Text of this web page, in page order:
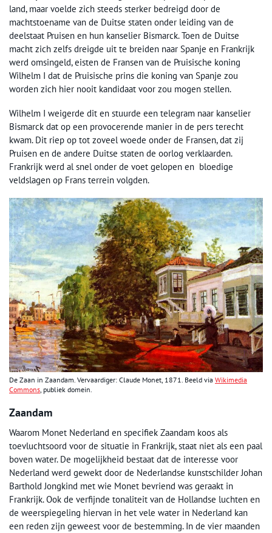
land, maar voelde zich steeds sterker bedreigd door de
machtstoename van de Duitse staten onder leiding van de
deelstaat Pruisen en hun kanselier Bismarck. Toen de Duitse
macht zich zelfs dreigde uit te breiden naar Spanje en Frankrijk
werd omsingeld, eisten de Fransen van de Pruisische koning
Wilhelm I dat de Pruisische prins die koning van Spanje zou
worden zich hier nooit kandidaat voor zou mogen stellen.
Wilhelm I weigerde dit en stuurde een telegram naar kanselier
Bismarck dat op een provocerende manier in de pers terecht
kwam. Dit riep op tot zoveel woede onder de Fransen, dat zij
Pruisen en de andere Duitse staten de oorlog verklaarden.
Frankrijk werd al snel onder de voet gelopen en bloedige
veldslagen op Frans terrein volgden.
De Zaan in Zaandam. Vervaardiger: Claude Monet, 1871. Beeld via Wikimedia
Commons, publiek domein.
Zaandam
Waarom Monet Nederland en specifiek Zaandam koos als
toevluchtsoord voor de situatie in Frankrijk, staat niet als een paal
boven water. De mogelijkheid bestaat dat de interesse voor
Nederland werd gewekt door de Nederlandse kunstschilder Johan
Barthold Jongkind met wie Monet bevriend was geraakt in
Frankrijk. Ook de verfijnde tonaliteit van de Hollandse luchten en
de weerspiegeling hiervan in het vele water in Nederland kan
een reden zijn geweest voor de bestemming. In de vier maanden